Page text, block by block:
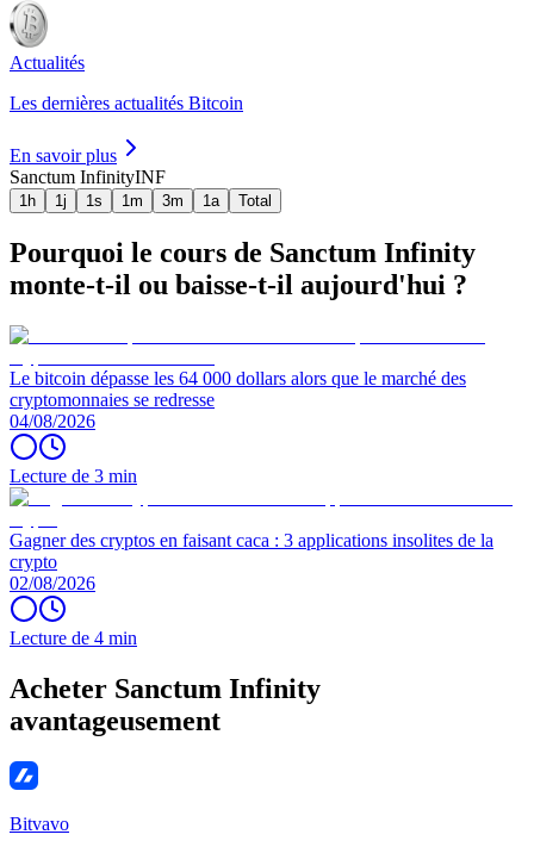
Actualités
Les dernières actualités Bitcoin
En savoir plus
Sanctum InfinityINF
1h 1j 1s 1m 3m 1a Total
Pourquoi le cours de Sanctum Infinity
monte-t-il ou baisse-t-il aujourd'hui ?
Le bitcoin dépasse les 64 000 dollars alors que le marché des
cryptomonnaies se redresse
04/08/2026
Lecture de 3 min
Gagner des cryptos en faisant caca : 3 applications insolites de la
crypto
02/08/2026
Lecture de 4 min
Acheter Sanctum Infinity
avantageusement
Bitvavo